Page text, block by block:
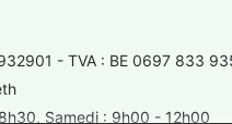
- TVA : BE 0697 833
Samedi : 9h00 - 12h00